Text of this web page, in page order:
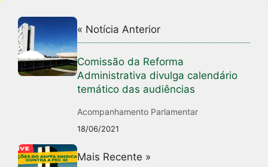
« Notícia Anterior
Comissão da Reforma
Administrativa divulga calendário
temático das audiências
Acompanhamento Parlamentar
18/06/2021
Mais Recente »